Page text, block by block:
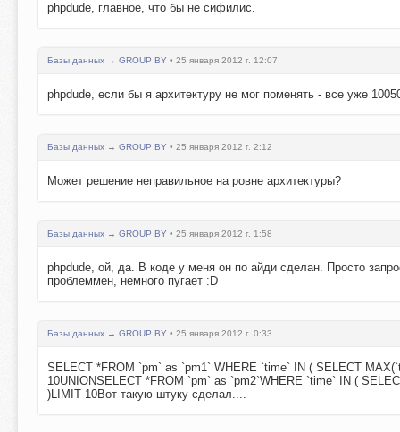
phpdude, главное, что бы не сифилис.
Базы данных → GROUP BY • 25 января 2012 г. 12:07
phpdude, если бы я архитектуру не мог поменять - все уже
Базы данных → GROUP BY • 25 января 2012 г. 2:12
Может решение неправильное на ровне архитектуры?
Базы данных → GROUP BY • 25 января 2012 г. 1:58
phpdude, ой, да. В коде у меня он по айди сделан. Просто
проблеммен, немного пугает :D
Базы данных → GROUP BY • 25 января 2012 г. 0:33
SELECT *FROM `pm` as `pm1` WHERE `time` IN ( SELECT
10UNIONSELECT *FROM `pm` as `pm2`WHERE `time` IN (
)LIMIT 10Вот такую штуку сделал....